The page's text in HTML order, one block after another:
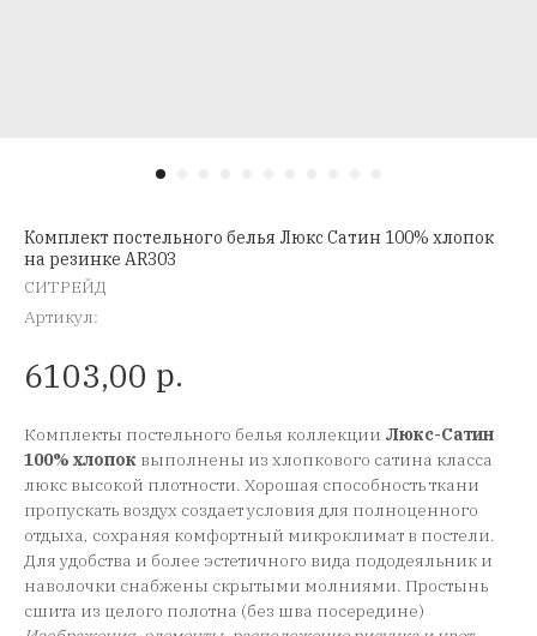
Комплект постельного белья Люкс Сатин 100% хлопок
на резинке AR303
СИТРЕЙД
Артикул:
6103,00 р.
Комплекты постельного белья коллекции Люкс-Сатин
100% хлопок выполнены из хлопкового сатина класса
люкс высокой плотности. Хорошая способность ткани
пропускать воздух создает условия для полноценного
отдыха, сохраняя комфортный микроклимат в постели.
Для удобства и более эстетичного вида пододеяльник и
наволочки снабжены скрытыми молниями. Простынь
сшита из целого полотна (без шва посередине)